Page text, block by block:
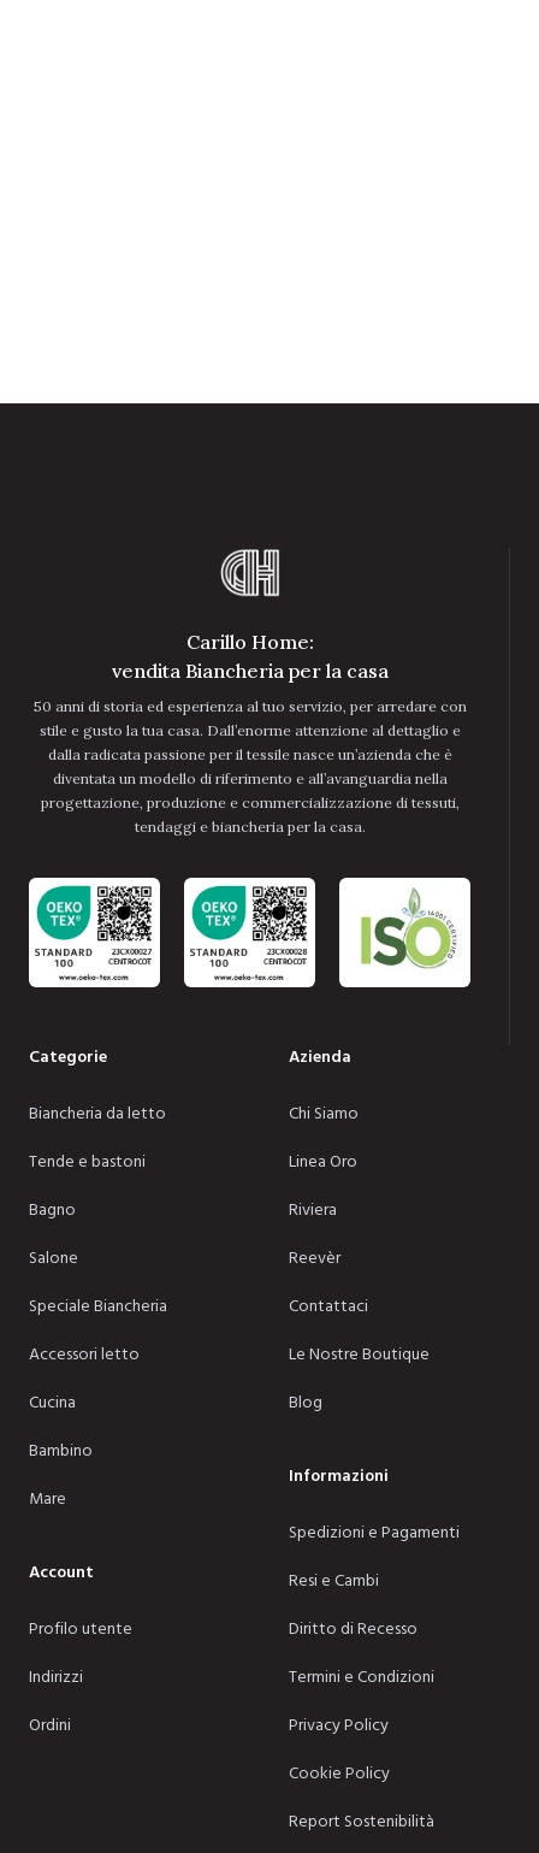
Carillo Home:
vendita Biancheria per la casa
50 anni di storia ed esperienza al tuo servizio, per arredare con
stile e gusto la tua casa. Dall’enorme attenzione al dettaglio e
dalla radicata passione per il tessile nasce un’azienda che è
diventata un modello di riferimento e all’avanguardia nella
progettazione, produzione e commercializzazione di tessuti,
tendaggi e biancheria per la casa.
Categorie
Biancheria da letto
Tende e bastoni
Bagno
Salone
Speciale Biancheria
Accessori letto
Cucina
Bambino
Mare
Account
Profilo utente
Indirizzi
Ordini
Azienda
Chi Siamo
Linea Oro
Riviera
Reevèr
Contattaci
Le Nostre Boutique
Blog
Informazioni
Spedizioni e Pagamenti
Resi e Cambi
Diritto di Recesso
Termini e Condizioni
Privacy Policy
Cookie Policy
Report Sostenibilità